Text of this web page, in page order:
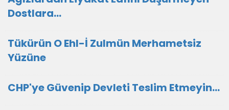
Dostlara...
Tükürün O Ehl-İ Zulmün Merhametsiz
Yüzüne
CHP'ye Güvenip Devleti Teslim Etmeyin…